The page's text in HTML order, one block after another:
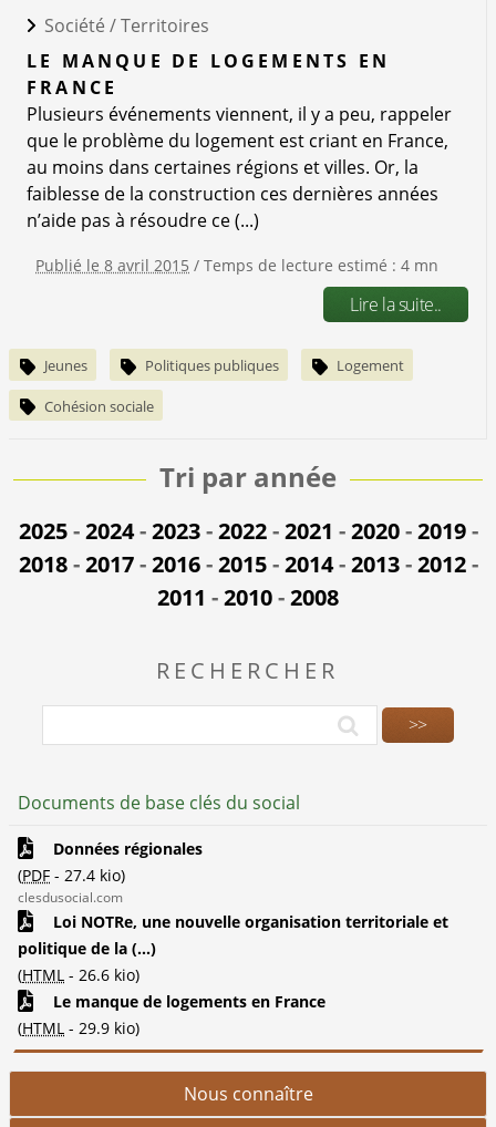
Société /Territoires
LE MANQUE DE LOGEMENTS EN
FRANCE
Plusieurs événements viennent, il y a peu, rappeler
que le problème du logement est criant en France,
au moins dans certaines régions et villes. Or, la
faiblesse de la construction ces dernières années
n’aide pas à résoudre ce (...)
Publié le 8 avril 2015 / Temps de lecture estimé : 4 mn
Lire la suite..
Jeunes Politiques publiques Logement
Cohésion sociale
Tri par année
2025-2024-2023-2022-2021 -2020-2019-
2018-2017-2016-2015-2014-2013-2012-
2011 -2010-2008
RECHERCHER
Documents de base clés du social
Données régionales
(PDF - 27.4 kio)
clesdusocial.com
Loi NOTRe, une nouvelle organisation territoriale et
politique de la (...)
(HTML - 26.6 kio)
Le manque de logements en France
(HTML - 29.9 kio)
Nous connaître